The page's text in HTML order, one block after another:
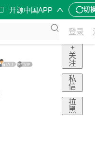
开源中国APP 切
登录
+
关
注
私
信
拉
黑